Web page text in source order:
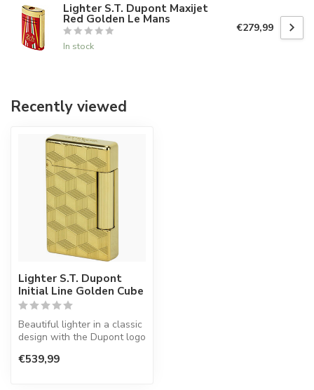
Lighter S.T. Dupont Maxijet
Red Golden Le Mans
In stock
€279,99
Recently viewed
Lighter S.T. Dupont
Initial Line Golden Cube
Beautiful lighter in a classic
design with the Dupont logo
€539,99